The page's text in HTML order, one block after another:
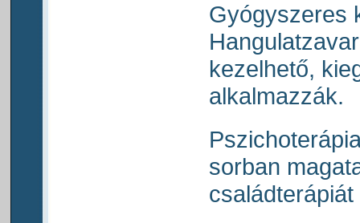
Gyógyszeres
kezelhető,
alkalmazzák.
sorban